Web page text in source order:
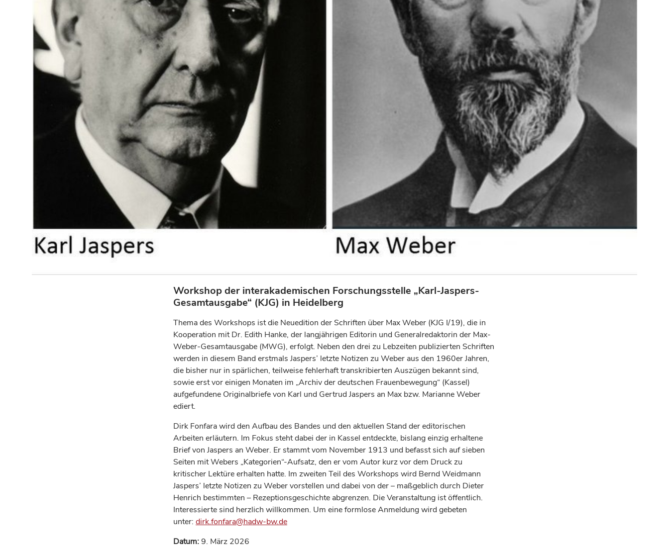
Workshop der interakademischen Forschungsstelle „Karl-Jaspers-
Gesamtausgabe“ (KJG) in Heidelberg
Thema des Workshops ist die Neuedition der Schriften über Max Weber (KJG I/19), die in
Kooperation mit Dr. Edith Hanke, der langjährigen Editorin und Generalredaktorin der Max-
Weber-Gesamtausgabe (MWG), erfolgt. Neben den drei zu Lebzeiten publizierten Schriften
werden in diesem Band erstmals Jaspers’ letzte Notizen zu Weber aus den 1960er Jahren,
die bisher nur in spärlichen, teilweise fehlerhaft transkribierten Auszügen bekannt sind,
sowie erst vor einigen Monaten im „Archiv der deutschen Frauenbewegung“ (Kassel)
aufgefundene Originalbriefe von Karl und Gertrud Jaspers an Max bzw. Marianne Weber
ediert.
Dirk Fonfara wird den Aufbau des Bandes und den aktuellen Stand der editorischen
Arbeiten erläutern. Im Fokus steht dabei der in Kassel entdeckte, bislang einzig erhaltene
Brief von Jaspers an Weber. Er stammt vom November 1913 und befasst sich auf sieben
Seiten mit Webers „Kategorien“-Aufsatz, den er vom Autor kurz vor dem Druck zu
kritischer Lektüre erhalten hatte. Im zweiten Teil des Workshops wird Bernd Weidmann
Jaspers’ letzte Notizen zu Weber vorstellen und dabei von der – maßgeblich durch Dieter
Henrich bestimmten – Rezeptionsgeschichte abgrenzen. Die Veranstaltung ist öffentlich.
Interessierte sind herzlich willkommen. Um eine formlose Anmeldung wird gebeten
unter: dirk.fonfara@hadw-bw.de
Datum:9. März 2026